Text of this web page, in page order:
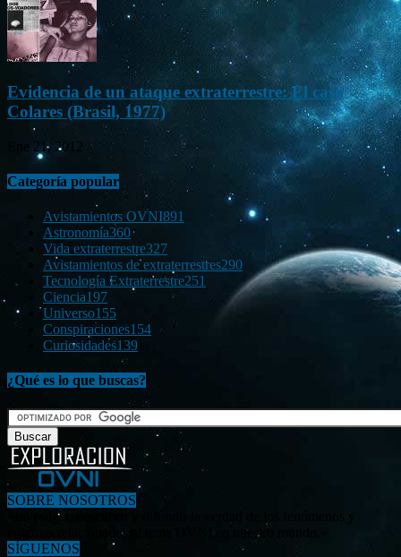
Evidencia de un ataque extraterrestre: El caso
Colares (Brasil, 1977)
Ene 21, 2012
Categoría popular
Avistamientos OVNI891
Astronomía360
Vida extraterrestre327
Avistamientos de extraterrestres290
Tecnología Extraterrestre251
Ciencia197
Universo155
Conspiraciones154
Curiosidades139
¿Qué es lo que buscas?
SOBRE NOSOTROS
«Investigar, descubrir y difundir la verdad de los fenómenos y
enigmas relacionados al tema OVNI en nuestro mundo.»
SÍGUENOS